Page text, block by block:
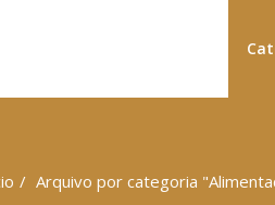
Arquivo por categoria